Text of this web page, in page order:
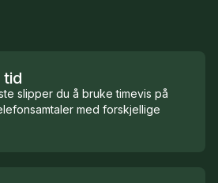
tid
slipper du å bruke timevis på
med forskjellige